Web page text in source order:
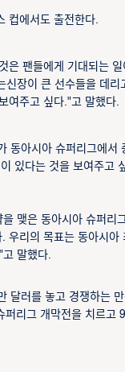
컵에서도 출전한다.
은 팬들에게 기대되는
장이 큰 선수들을 데리
여주고 싶다."고 말했다.
아시아 슈퍼리그에서
있다는 것을 보여주고
맺은 동아시아 슈퍼리
리의 목표는 동아시아
말했다.
달러를 놓고 경쟁하는
리그 개막전을 치르고